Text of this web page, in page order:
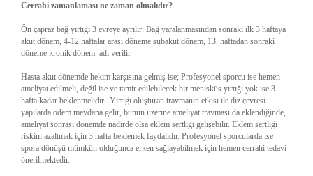
Cerrahi zamanlaması ne zaman olmalıdır?
Ön çapraz bağ yırtığı 3 evreye ayrılır: Bağ yaralanmasından sonraki ilk 3 haftaya
akut dönem, 4-12 haftalar arası döneme subakut dönem, 13. haftadan sonraki
döneme kronik dönem adı verilir.
Hasta akut dönemde hekim karşısına gelmiş ise; Profesyonel sporcu ise hemen
ameliyat edilmeli, değil ise ve tamir edilebilecek bir menisküs yırtığı yok ise 3
hafta kadar beklenmelidir. Yırtığı oluşturan travmanın etkisi ile diz çevresi
yapılarda ödem meydana gelir, bunun üzerine ameliyat travması da eklendiğinde,
ameliyat sonrası dönemde nadirde olsa eklem sertliği gelişebilir. Eklem sertliği
riskini azaltmak için 3 hafta beklemek faydalıdır. Profesyonel sporcularda ise
spora dönüşü mümkün olduğunca erken sağlayabilmek için hemen cerrahi tedavi
önerilmektedir.